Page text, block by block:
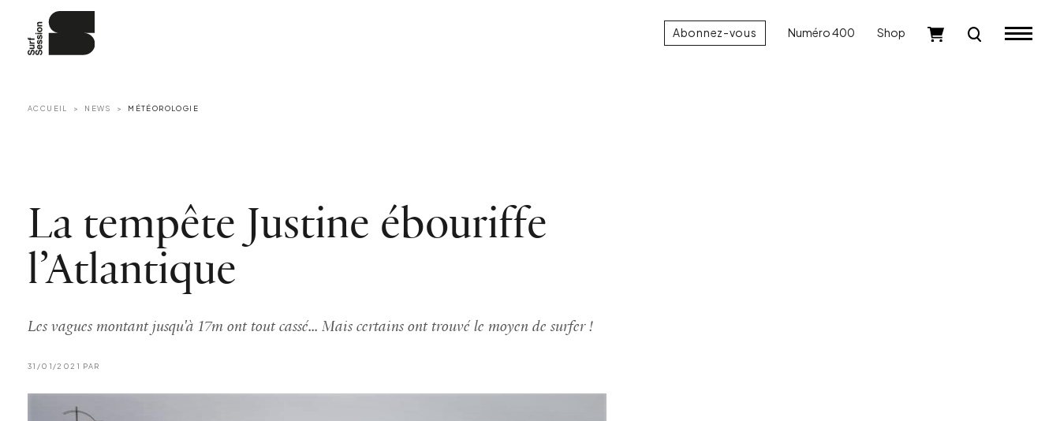
Abonnez-vous Numéro 400 Shop
ACCUEIL NEWS MÉTÉOROLOGIE
La tempête Justine ébouriffe
l’Atlantique
Les vagues montant jusqu'à 17m ont tout cassé... Mais certains ont trouvé le moyen de surfer !
31/01/2021 PAR